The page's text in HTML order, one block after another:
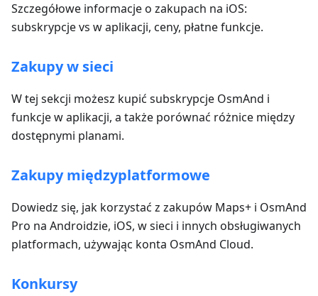
Szczegółowe informacje o zakupach na iOS:
subskrypcje vs w aplikacji, ceny, płatne funkcje.
Zakupy w sieci
W tej sekcji możesz kupić subskrypcje OsmAnd i
funkcje w aplikacji, a także porównać różnice między
dostępnymi planami.
Zakupy międzyplatformowe
Dowiedz się, jak korzystać z zakupów Maps+ i OsmAnd
Pro na Androidzie, iOS, w sieci i innych obsługiwanych
platformach, używając konta OsmAnd Cloud.
Konkursy